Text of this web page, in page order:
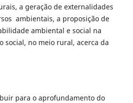
a geração de externalidades
ambientais, a proposição de
ambiental e social na
social, no meio rural, acerca da
para o aprofundamento do